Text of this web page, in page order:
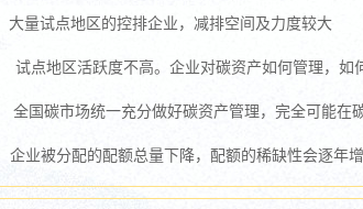
大量试点地区的控排企业，减排空间及力度较大
试点地区活跃度不高。企业对碳资产如何管理，如
全国碳市场统一充分做好碳资产管理，完全可能在
企业被分配的配额总量下降，配额的稀缺性会逐年